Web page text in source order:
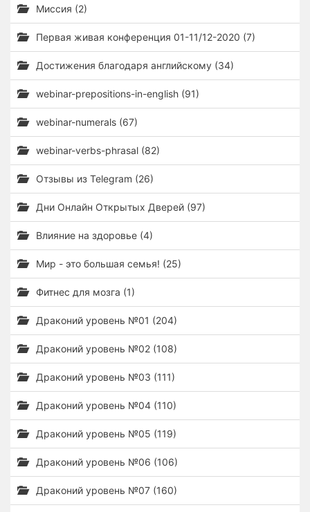
Миссия (2)
Первая живая конференция 01-11/12-2020 (7)
Достижения благодаря английскому (34)
webinar-prepositions-in-english (91)
webinar-numerals (67)
webinar-verbs-phrasal (82)
Отзывы из Telegram (26)
Дни Онлайн Открытых Дверей (97)
Влияние на здоровье (4)
Мир - это большая семья! (25)
Фитнес для мозга (1)
Драконий уровень №01 (204)
Драконий уровень №02 (108)
Драконий уровень №03 (111)
Драконий уровень №04 (110)
Драконий уровень №05 (119)
Драконий уровень №06 (106)
Драконий уровень №07 (160)